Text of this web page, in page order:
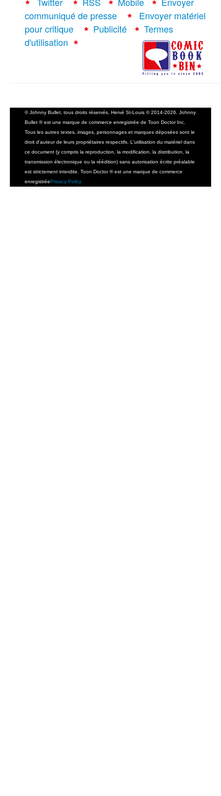
communiqué de presse
Envoyer matériel
pour critique
Publicité
Termes
d'utilisation
© Johnny Bullet, tous droits réservés, Hervé St-Louis © 2014-2026. Johnny
Bullet ® est une marque de commerce enregistrée de Toon Doctor Inc.
Tous les autres textes, images, personnages et marques déposées sont le
droit d'auteur de leurs propriétaires respectifs. L'utilisation du matériel dans
ce document (y compris la reproduction, la modification, la distribution, la
transmission électronique ou la réédition) sans autorisation écrite préalable
est strictement interdite. Toon Doctor ® est une marque de commerce
enregistréePrivacy Policy